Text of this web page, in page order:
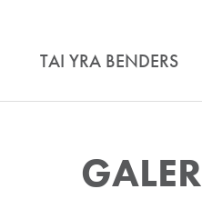
TAI YRA BENDERS